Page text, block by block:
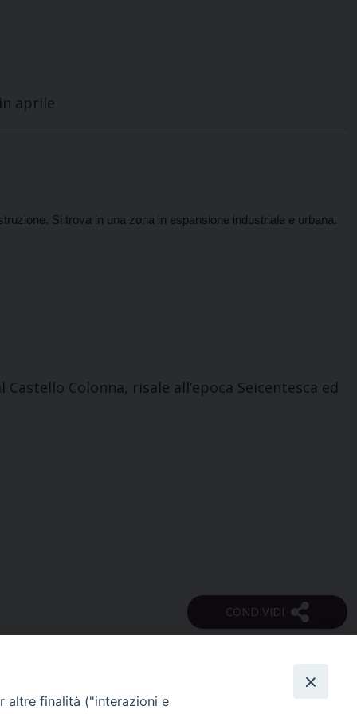
aprile
Si trova in una zona in espansione industriale e urbana.
Colonna, risale all’epoca Seicentesca ed
altre finalità ("interazioni e